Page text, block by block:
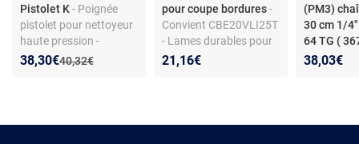
Pistolet K- Poignée
pistolet pour nettoyeur
haute pression -
Raccord Quick Connect
Ancien prix :
40,32€
Nouveau prix :
38,30€
Réduction de :
pour coupe bordures-
Convient CBE20VLI25T
- Lames durables pour
entretien bordures
21,16€
(PM3)
30 cm 1/
64 TG (
38,03€